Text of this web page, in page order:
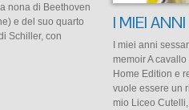
nona di Beethoven
e del suo quarto
Schiller, con
I MIEI
I miei anni
memoir A
Home Edition e
vuole essere un
mio Liceo